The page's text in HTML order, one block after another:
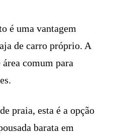
é uma vantagem
de carro próprio. A
comum para
praia, esta é a opção
barata em